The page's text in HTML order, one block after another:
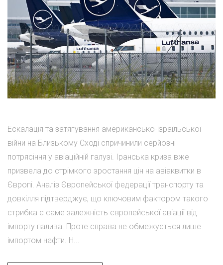
Ескалація та затягування американсько-ізраїльської
війни на Близькому Сході спричинили серйозні
потрясіння у авіаційній галузі. Іранська криза вже
призвела до стрімкого зростання цін на авіаквитки в
Європі. Аналіз Європейської федерації транспорту та
довкілля підтверджує, що ключовим фактором такого
стрибка є саме залежність європейської авіації від
імпорту палива. Проте справа не обмежується лише
імпортом нафти. Н...